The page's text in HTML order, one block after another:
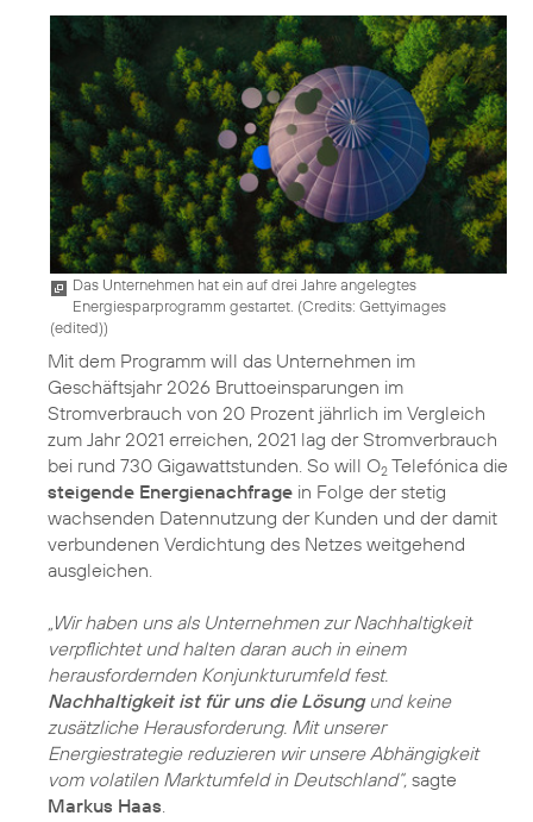
Das Unternehmen hat ein auf drei Jahre angelegtes
Energiesparprogramm gestartet. (Credits: Gettyimages
(edited))
Mit dem Programm will das Unternehmen im
Geschäftsjahr 2026 Bruttoeinsparungen im
Stromverbrauch von 20 Prozent jährlich im Vergleich
zum Jahr 2021 erreichen, 2021 lag der Stromverbrauch
bei rund 730 Gigawattstunden. So will O2 Telefónica die
steigende Energienachfrage in Folge der stetig
wachsenden Datennutzung der Kunden und der damit
verbundenen Verdichtung des Netzes weitgehend
ausgleichen.
„Wir haben uns als Unternehmen zurNachhaltigkeit
verpflichtet und halten daran auch in einem
herausfordernden Konjunkturumfeld fest.
Nachhaltigkeit ist für uns die Lösungund keine
zusätzliche Herausforderung. Mit unserer
Energiestrategie reduzieren wir unsere Abhängigkeit
vom volatilen Marktumfeld in Deutschland“, sagte
Markus Haas